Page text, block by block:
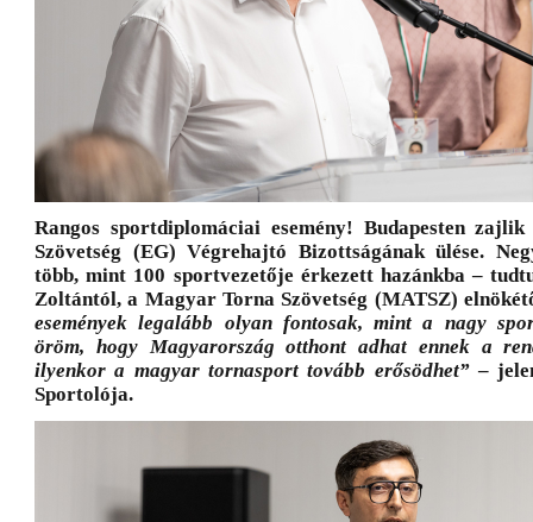
Rangos sportdiplomáciai esemény! Budapesten
Szövetség (EG) Végrehajtó Bizottságának ülése.
több, mint 100 sportvezetője érkezett hazánkba –
Zoltántól, a Magyar Torna Szövetség (MATSZ)
események legalább olyan fontosak, mint a nagy
öröm, hogy Magyarország otthont adhat ennek a
ilyenkor a magyar tornasport tovább erősödhet”–
Sportolója.